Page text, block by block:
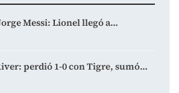
Messi: Lionel llegó a…
perdió 1-0 con Tigre, sumó…